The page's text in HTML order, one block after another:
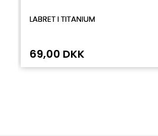
LABRET I TITANIUM
69,00 DKK